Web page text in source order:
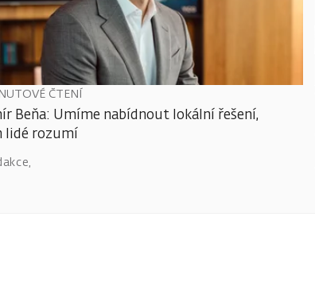
ČTENÍ
Beňa: Umíme nabídnout lokální řešení,
lidé rozumí
,